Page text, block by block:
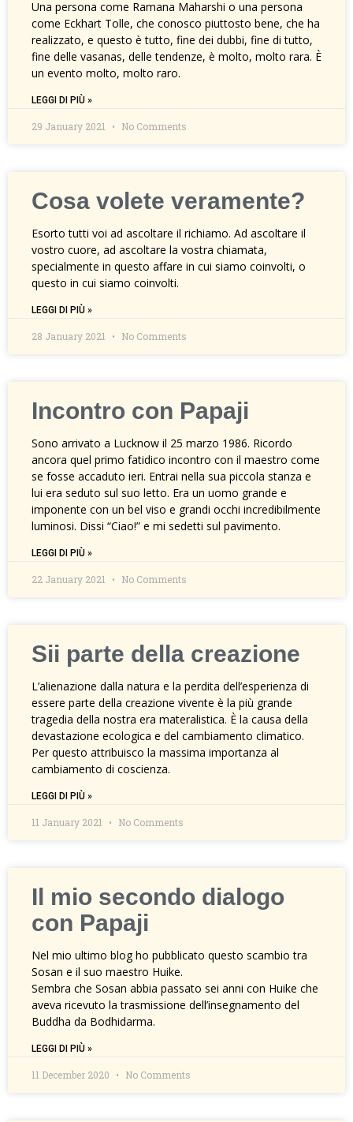
Una persona come Ramana Maharshi o una persona
come Eckhart Tolle, che conosco piuttosto bene, che ha
realizzato, e questo è tutto, fine dei dubbi, fine di tutto,
fine delle vasanas, delle tendenze, è molto, molto rara. È
un evento molto, molto raro.
LEGGI DI PIÙ »
29 January 2021 No Comments
Cosa volete veramente?
Esorto tutti voi ad ascoltare il richiamo. Ad ascoltare il
vostro cuore, ad ascoltare la vostra chiamata,
specialmente in questo affare in cui siamo coinvolti, o
questo in cui siamo coinvolti.
LEGGI DI PIÙ »
28 January 2021 No Comments
Incontro con Papaji
Sono arrivato a Lucknow il 25 marzo 1986. Ricordo
ancora quel primo fatidico incontro con il maestro come
se fosse accaduto ieri. Entrai nella sua piccola stanza e
lui era seduto sul suo letto. Era un uomo grande e
imponente con un bel viso e grandi occhi incredibilmente
luminosi. Dissi “Ciao!” e mi sedetti sul pavimento.
LEGGI DI PIÙ »
22 January 2021 No Comments
Sii parte della creazione
L’alienazione dalla natura e la perdita dell’esperienza di
essere parte della creazione vivente è la più grande
tragedia della nostra era materalistica. È la causa della
devastazione ecologica e del cambiamento climatico.
Per questo attribuisco la massima importanza al
cambiamento di coscienza.
LEGGI DI PIÙ »
11 January 2021 No Comments
Il mio secondo dialogo
con Papaji
Nel mio ultimo blog ho pubblicato questo scambio tra
Sosan e il suo maestro Huike.
Sembra che Sosan abbia passato sei anni con Huike che
aveva ricevuto la trasmissione dell’insegnamento del
Buddha da Bodhidarma.
LEGGI DI PIÙ »
11 December 2020 No Comments